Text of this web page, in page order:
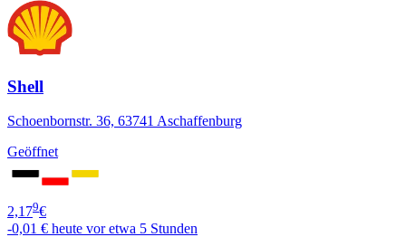
Shell
Schoenbornstr. 36, 63741 Aschaffenburg
Geöffnet
2,179€
-0,01 € heute vor etwa 5 Stunden